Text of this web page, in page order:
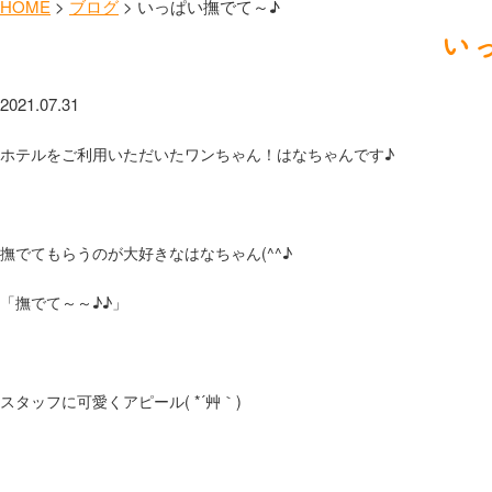
HOME > ブログ > いっぱい撫でて～♪
い
2021.07.31
ホテルをご利用いただいたワンちゃん！はなちゃんです♪
撫でてもらうのが大好きなはなちゃん(^^♪
「撫でて～～♪♪」
スタッフに可愛くアピール( *´艸｀)